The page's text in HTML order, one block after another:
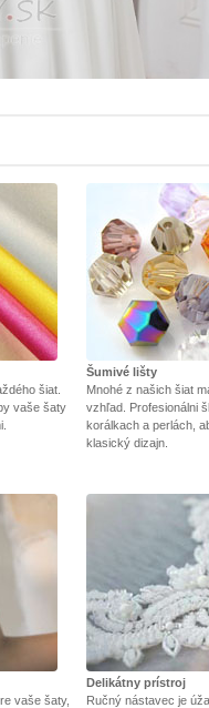
šiat.
vaše šaty
Šumivé lišty
Mnohé z našich šiat
vzhľad. Profesionálni
korálkach a perlách,
klasický dizajn.
vaše šaty,
Delikátny prístroj
Ručný nástavec je